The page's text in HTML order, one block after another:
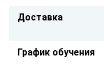
Доставка
График обучения